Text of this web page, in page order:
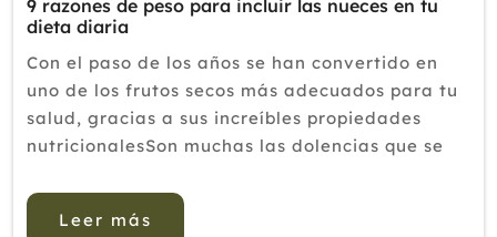
9 razones de peso para incluir las nueces en tu
dieta diaria
Con el paso de los años se han convertido en
uno de los frutos secos más adecuados para tu
salud, gracias a sus increíbles propiedades
nutricionalesSon muchas las dolencias que se
alimentación, una poderosa herramienta que
aporta a nuestro organismo l...
Leer más